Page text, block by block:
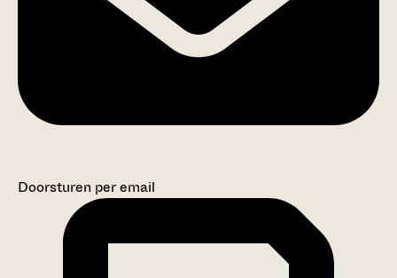
Doorsturen per email